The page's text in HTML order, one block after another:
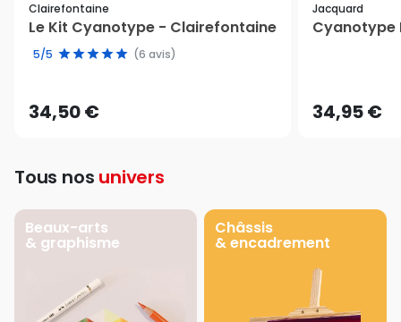
Clairefontaine
Le Kit Cyanotype - Clairefontaine
5/5 (6 avis)
34,50 €
Jacquard
Cyanotype
34,95 €
Tous nos univers
Beaux-arts
& graphisme
Châssis
& encadrement